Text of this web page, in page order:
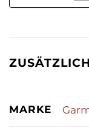
MARKE